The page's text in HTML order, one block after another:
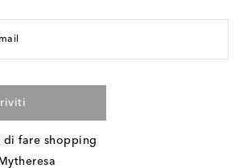
di fare shopping